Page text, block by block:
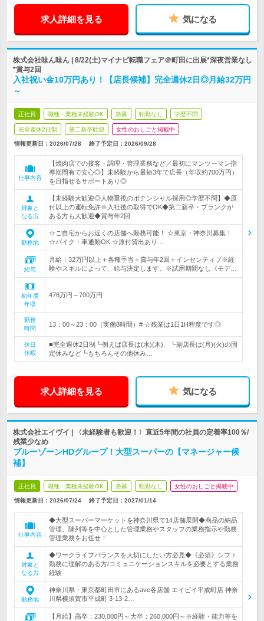
求人詳細を見る 気になる
株式会社味ん味ん | 8/22(土)マイナビ転職フェア＠町田に出展*深夜営業なし
*賞与2回
入社祝い金10万円あり！【店長候補】完全週休2日◎月給32万円
～
正社員 職種・業種未経験OK 急募 転勤なし 学歴不問
完全週休2日制 第二新卒歓迎 女性のおしごと掲載中
情報更新日：2026/07/28 終了予定日： 2026/09/28
仕事内容
【焼肉店での接客・調理・管理業務など／最初にマンツーマン指
導期間有で安心◎】未経験から最短3年で店長（年収約700万円）
を目指せるサポートあり◎
対象と
なる方
【未経験大歓迎◎人物重視のポテンシャル採用◎学歴不問】◆原
付以上の運転免許※入社後の取得でOK◆第二新卒・ブランクが
ある方も大歓迎◆賞与年2回
勤務地
☆ご自宅からお近くの店舗へ勤務可能！ ☆東京・神奈川募集！
☆バイク・車通勤OK ☆原付貸出あり…
給与
月給：32万円以上＋各種手当＋賞与年2回＋インセンティブ※経
験やスキルによって、給与決定します。※試用期間なし《モデ…
初年度
年収
476万円～700万円
勤務
時間
13：00～23：00（実働8時間）# ☆残業は1日1H程度です◎
休日
休暇
■完全週休2日制┗例えば店長は(水)(木)、┗副店長は(月)(火)の固
定休みなど┗もちろんその他休み…
求人詳細を見る 気になる
株式会社エイヴイ | 〈未経験者も歓迎！〉直近5年間の社員の定着率100％/
残業少なめ
ブルーゾーンHDグループ！大型スーパーの【マネージャー候
補】
正社員 職種・業種未経験OK 急募 転勤なし 女性のおしごと掲載中
情報更新日：2026/07/24 終了予定日： 2027/01/14
仕事内容
◆大型スーパーマーケットを神奈川県で14店舗展開◆商品の納品
管理、陳列等を中心とした管理業務やスタッフの業務指示や勤務
管理業務をお任せ！
対象と
なる方
◆ワークライフバランスを大切にしたい方必見◆《必須》シフト
勤務に理解のある方/コミュニケーションスキルを必要とする業務
経験
勤務地
神奈川県・東京都町田市にあるave各店舗 エイビイ平成町店 神奈
川県横須賀市平成町 3-13-2…
【月給】高卒：230,000円～大卒：260,000円～※経験・能力等を